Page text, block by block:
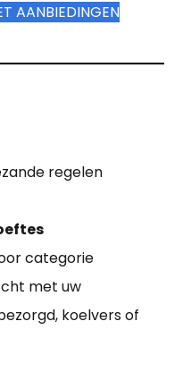
AANBIEDINGEN
regelen
categorie
met uw
koelvers of